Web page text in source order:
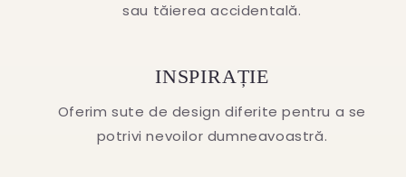
sau tăierea accidentală.
INSPIRAȚIE
Oferim sute de design diferite pentru a se
potrivi nevoilor dumneavoastră.